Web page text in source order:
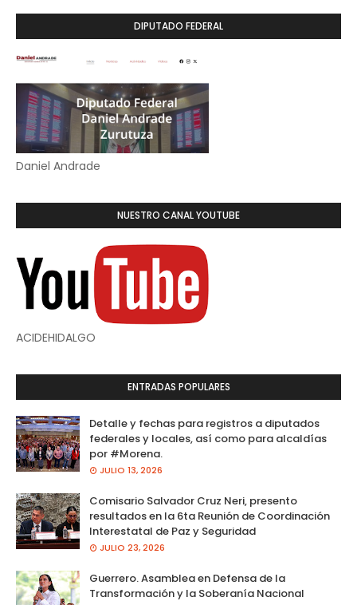
DIPUTADO FEDERAL
Daniel Andrade
NUESTRO CANAL YOUTUBE
ACIDEHIDALGO
ENTRADAS POPULARES
Detalle y fechas para registros a diputados
federales y locales, así como para alcaldías
por #Morena.
JULIO 13, 2026
Comisario Salvador Cruz Neri, presento
resultados en la 6ta Reunión de Coordinación
Interestatal de Paz y Seguridad
JULIO 23, 2026
Guerrero. Asamblea en Defensa de la
Transformación y la Soberanía Nacional